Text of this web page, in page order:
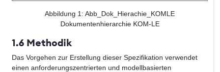
Abbildung 1 : Abb_Dok_Hierachie_KOMLE
Dokumentenhierarchie KOM-LE
1.6 Methodik
Das Vorgehen zur Erstellung dieser Spezifikation verwendet
einen anforderungszentrierten und modellbasierten